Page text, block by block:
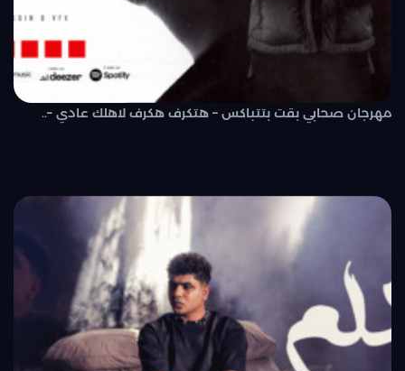
مهرجان صحابي بقت بتتباكس – هتكرف هكرف لاهلك عادي –..